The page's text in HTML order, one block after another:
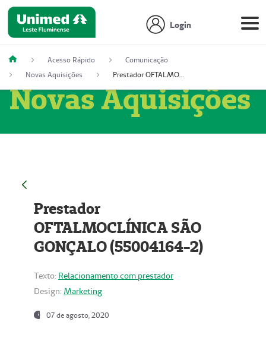
Login
Acesso Rápido
Comunicação
Novas Aquisições
Prestador OFTALMOCLÍNICA SÃO GONÇALO (55004164-2)
Novas Aquisições
Prestador
OFTALMOCLÍNICA SÃO
GONÇALO (55004164-2)
Texto: Relacionamento com prestador
Design: Marketing
07 de agosto, 2020